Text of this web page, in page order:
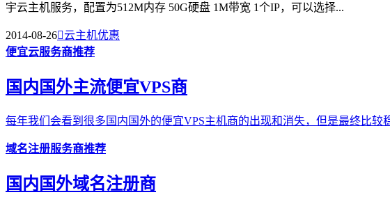
宇云主机服务，配置为512M内存 50G硬盘 1M带宽 1个IP，可以选择...
2014-08-26云主机优惠
便宜云服务商推荐
国内国外主流便宜VPS商
每年我们会看到很多国内国外的便宜VPS主机商的出现和消失，但是最终比较
域名注册服务商推荐
国内国外域名注册商